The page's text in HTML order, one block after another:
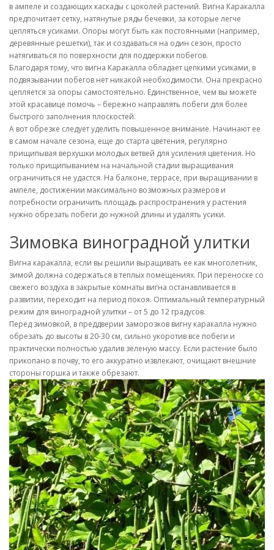
в ампеле и создающих каскады с цоколей растений. Вигна Каракалла
предпочитает сетку, натянутые ряды бечевки, за которые легче
цепляться усиками. Опоры могут быть как постоянными (например,
деревянные решетки), так и создаваться на один сезон, просто
натягиваться по поверхности для поддержки побегов.
Благодаря тому, что вигна Каракалла обладает цепкими усиками, в
подвязывании побегов нет никакой необходимости. Она прекрасно
цепляется за опоры самостоятельно. Единственное, чем вы можете
этой красавице помочь – бережно направлять побеги для более
быстрого заполнения плоскостей.
А вот обрезке следует уделить повышенное внимание. Начинают ее
в самом начале сезона, еще до старта цветения, регулярно
прищипывая верхушки молодых ветвей для усиления цветения. Но
только прищипыванием на начальной стадии выращивания
ограничиться не удастся. На балконе, террасе, при выращивании в
ампеле, достижении максимально возможных размеров и
потребности ограничить площадь распространения у растения
нужно обрезать побеги до нужной длины и удалять усики.
Зимовка виноградной улитки
Вигна каракалла, если вы решили выращивать ее как многолетник,
зимой должна содержаться в теплых помещениях. При переноске со
свежего воздуха в закрытые комнаты вигна останавливается в
развитии, переходит на период покоя. Оптимальный температурный
режим для виноградной улитки – от 5 до 12 градусов.
Перед зимовкой, в преддверии заморозков вигну каракалла нужно
обрезать до высоты в 20-30 см, сильно укоротив все побеги и
практически полностью удалив зеленую массу. Если растение было
прикопано в почву, то его аккуратно извлекают, очищают внешние
стороны горшка и также обрезают.